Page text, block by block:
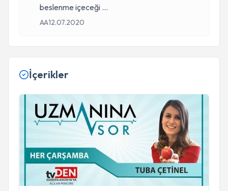
beslenme içeceği ...
AA12.07.2020
İçerikler
UZMANINA SOR/TUBA ÇETİNEL